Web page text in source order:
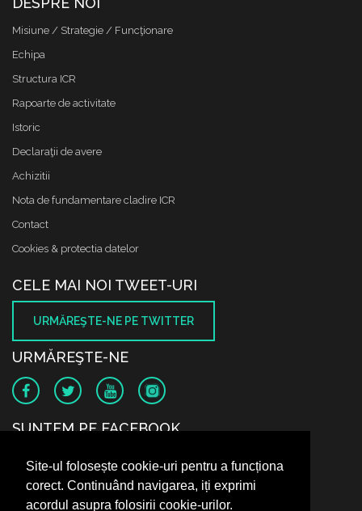
Site-ul folosește cookie-uri pentru a funcționa
corect. Continuând navigarea, iți exprimi
acordul asupra folosirii cookie-urilor.
Misiune / Strategie / Funcţionare
Echipa
Structura ICR
Rapoarte de activitate
Istoric
Declaraţii de avere
Achizitii
Nota de fundamentare cladire ICR
Contact
Cookies & protectia datelor
CELE MAI NOI TWEET-URI
URMĂREŞTE-NE PE TWITTER
URMĂREŞTE-NE
SUNTEM PE FACEBOOK